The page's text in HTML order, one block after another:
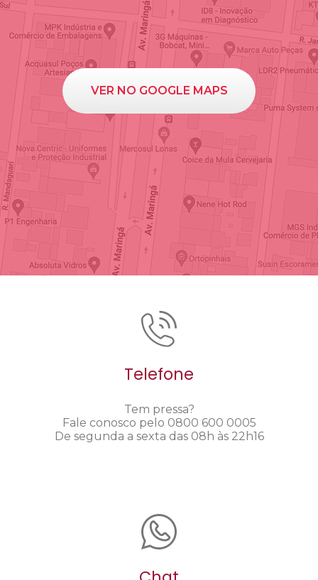
VER NO GOOGLE MAPS
Telefone
Tem pressa?
Fale conosco pelo 0800 600 0005
De segunda a sexta das 08h às 22h16